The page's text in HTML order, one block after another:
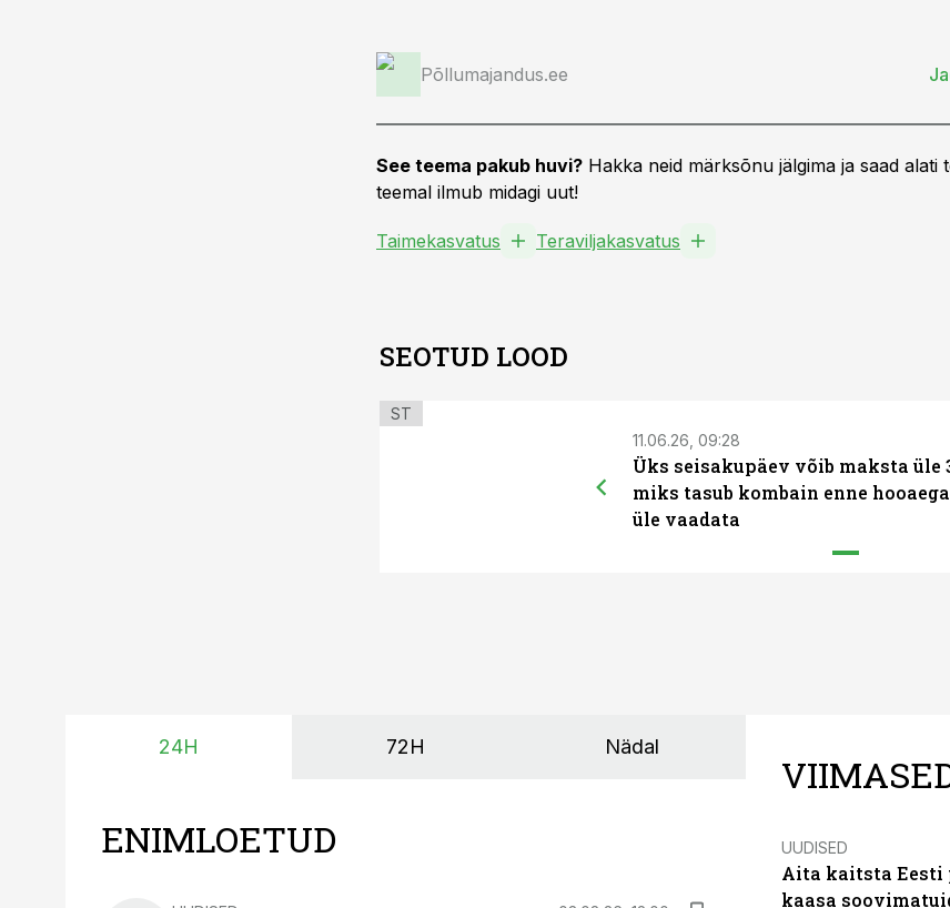
Põllumajandus.ee
See teema pakub huvi? Hakka neid märksõnu jälgima ja saad alati
teemal ilmub midagi uut!
Taimekasvatus Teraviljakasvatus
SEOTUD LOOD
ST
11.06.26, 09:28
Üks seisakupäev võib maksta üle
miks tasub kombain enne
üle vaadata
24H 72H Nädal
ENIMLOETUD UUDISED
Aita kaitsta Eesti
kaasa